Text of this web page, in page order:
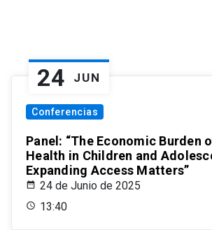
24 JUN
Conferencias
Panel: “The Economic Burden
Health in Children and
Expanding Access Matters”
24 de Junio de 2025
13:40